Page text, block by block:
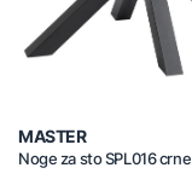
MASTER
Noge za sto SPL016 crne